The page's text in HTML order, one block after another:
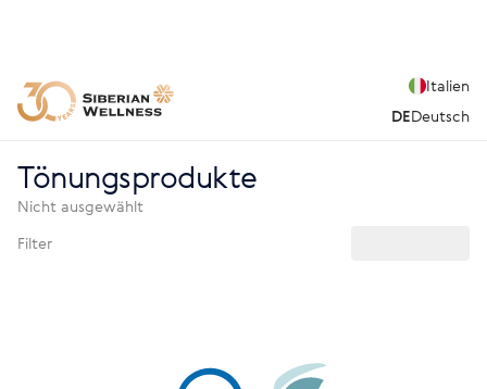
Italien
DEDeutsch
Tönungsprodukte
Nicht ausgewählt
Filter